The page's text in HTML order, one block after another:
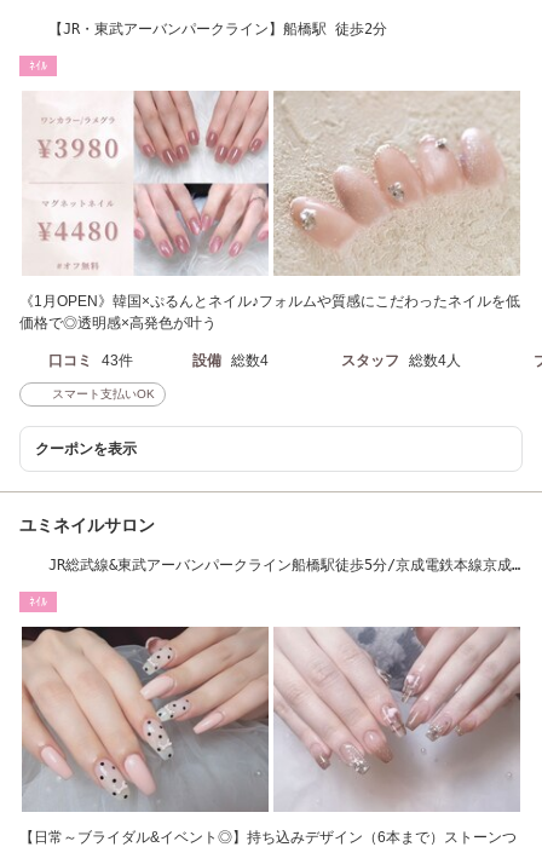
【JR・東武アーバンパークライン】船橋駅 徒歩2分
ﾈｲﾙ
《1月OPEN》韓国×ぷるんとネイル♪フォルムや質感にこだわったネイルを低
価格で◎透明感×高発色が叶う
口コミ 43件 設備 総数4 スタッフ 総数4人
スマート支払いOK
クーポンを表示
ユミネイルサロン
JR総武線&東武アーバンパークライン船橋駅徒歩5分/京成電鉄本線京成
ﾈｲﾙ
【日常～ブライダル&イベント◎】持ち込みデザイン（6本まで）ストーンつ